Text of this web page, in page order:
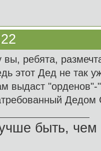
вы, ребята,
этот Дед не так
выдаст "орденов"-
быть, чем